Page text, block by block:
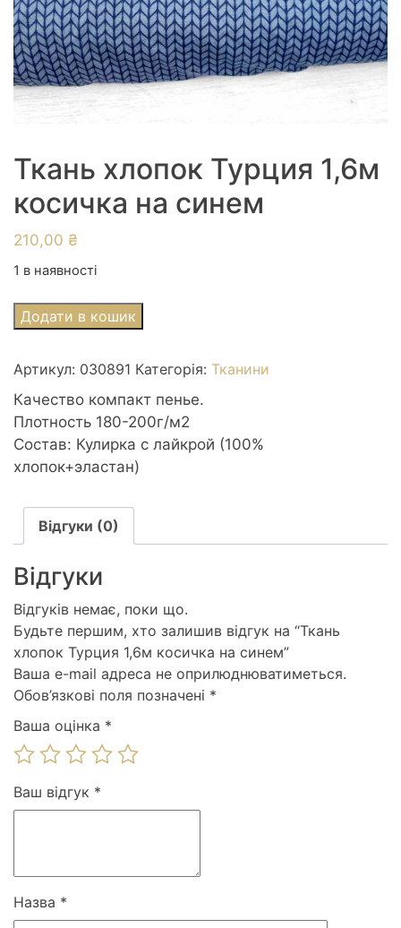
Ткань хлопок Турция 1,6м
косичка на синем
210,00 ₴
1 в наявності
Ткань
хлопок
1,6м
косичка
на
синем
кількість
Додати в кошик
Артикул: 030891 Категорія: Тканини
Качество компакт пенье.
Плотность 180-200г/м2
Состав: Кулирка с лайкрой (100%
хлопок+эластан)
Відгуки (0)
Відгуки
Відгуків немає, поки що.
Будьте першим, хто залишив відгук на “Ткань
хлопок Турция 1,6м косичка на синем”
Ваша e-mail адреса не оприлюднюватиметься.
Обов’язкові поля позначені *
Ваша оцінка *
Ваш відгук *
Назва *